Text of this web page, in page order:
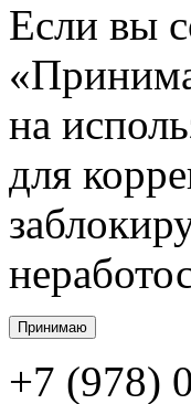
Если вы
на
для
+7 (978)